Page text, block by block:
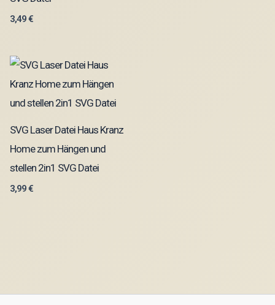
3,49€
SVG Laser Datei Haus Kranz
Home zum Hängen und
stellen 2in1 SVG Datei
3,99€